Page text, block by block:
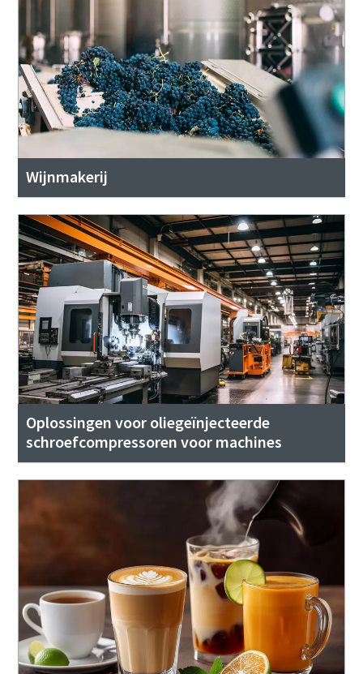
Wijnmakerij
Oplossingen voor oliegeïnjecteerde
schroefcompressoren voor machines